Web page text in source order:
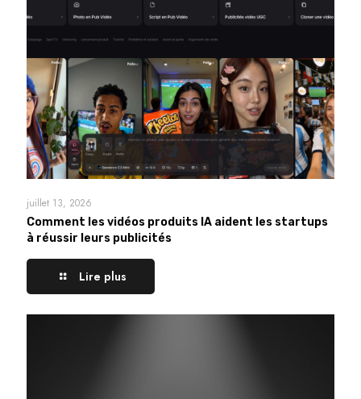
juillet 13, 2026
Comment les vidéos produits IA aident les startups
à réussir leurs publicités
Lire plus